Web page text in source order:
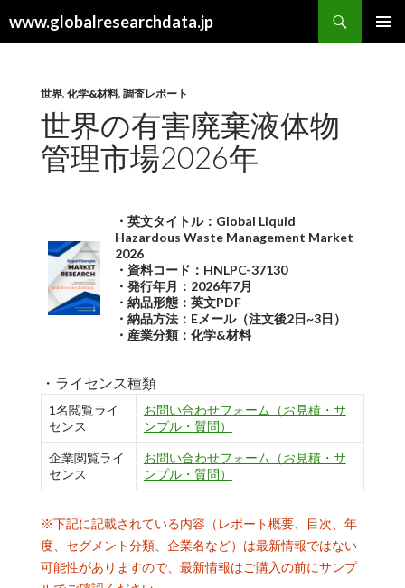
www.globalresearchdata.jp
索
世界, 化学&材料, 調査レポート
世界の有害廃棄液体物
管理市場2026年
・英文タイトル：Global Liquid
Hazardous Waste Management Market
2026
・資料コード：HNLPC-37130
・発行年月：2026年7月
・納品形態：英文PDF
・納品方法：Eメール（注文後2日~3日）
・産業分類：化学&材料
・ライセンス種類
1名閲覧ライ
センス
お問い合わせフォーム（お見積・サ
ンプル・質問）
企業閲覧ライ
センス
お問い合わせフォーム（お見積・サ
ンプル・質問）
※下記に記載されている内容（レポート概要、目次、年
度、セグメント分類、企業名など）は最新情報ではない
可能性がありますので、最新情報はご購入の前にサンプ